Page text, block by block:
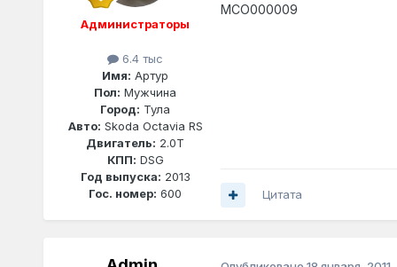
Администраторы
6.4 тыс
Имя: Артур
Пол: Мужчина
Город: Тула
Авто: Skoda Octavia RS
Двигатель: 2.0T
КПП: DSG
Год выпуска: 2013
Гос. номер: 600
MCO000009
Цитата